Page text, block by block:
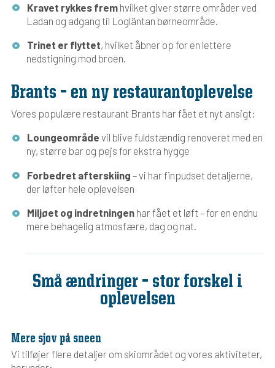
Kravet rykkes fremhvilket giver større områder ved
Ladan og adgang til Logläntan børneområde.
Trinet er flyttet, hvilket åbner op for en lettere
nedstigning mod broen.
Brants – en ny restaurantoplevelse
Vores populære restaurant Brants har fået et nyt ansigt:
Loungeområde vil blive fuldstændig renoveret med en
ny, større bar og pejs for ekstra hygge
Forbedret afterskiing – vi har finpudset detaljerne,
der løfter hele oplevelsen
Miljøet og indretningenhar fået et løft – for en endnu
mere behagelig atmosfære, dag og nat.
Små ændringer – stor forskel i
oplevelsen
Mere sjov på sneen
Vi tilføjer flere detaljer om skiområdet og vores aktiviteter,